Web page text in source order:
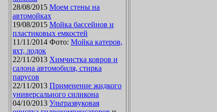
28/08/2015 Моем стены на
автомойках
19/08/2015 Мойка бассейнов и
пластиковых емкостей
11/11/2014 Фото: Мойка катеров,
яхт, лодок
22/11/2013 Химчистка ковров и
салона автомобиля, стирка
парусов
22/11/2013 Применение жидкого
универсального силикона
04/10/2013 Ультразвуковая